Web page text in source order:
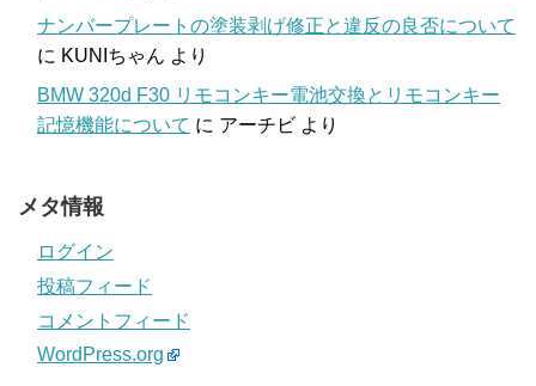
ナンバープレートの塗装剥げ修正と違反の良否について
に KUNIちゃん より
BMW 320d F30 リモコンキー電池交換とリモコンキー
記憶機能について に アーチビ より
メタ情報
ログイン
投稿フィード
コメントフィード
WordPress.org